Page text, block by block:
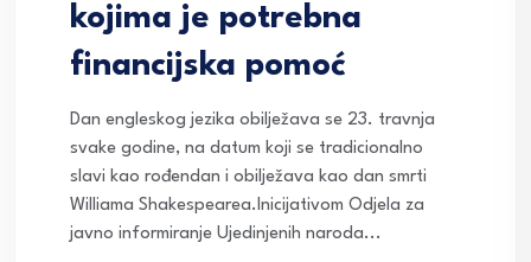
kojima je potrebna
financijska pomoć
Dan engleskog jezika obilježava se 23. travnja
svake godine, na datum koji se tradicionalno
slavi kao rođendan i obilježava kao dan smrti
Williama Shakespearea.Inicijativom Odjela za
javno informiranje Ujedinjenih naroda...